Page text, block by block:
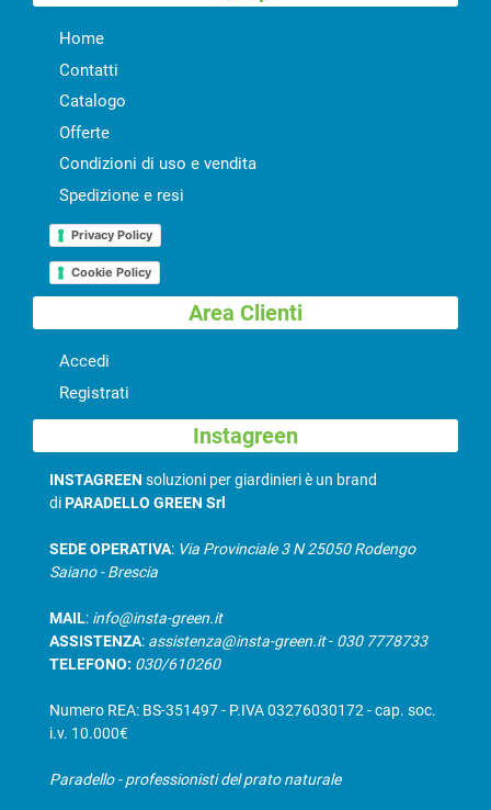
Home
Contatti
Catalogo
Offerte
Condizioni di uso e vendita
Spedizione e resi
Privacy Policy
Cookie Policy
Area Clienti
Accedi
Registrati
Instagreen
INSTAGREEN soluzioni per giardinieri è un brand
diPARADELLO GREEN Srl
SEDE OPERATIVA: Via Provinciale 3 N 25050 Rodengo
Saiano - Brescia
MAIL: info@insta-green.it
ASSISTENZA: assistenza@insta-green.it- 030 7778733
TELEFONO: 030/610260
Numero REA: BS-351497 - P.IVA 03276030172 - cap. soc.
i.v. 10.000€
Paradello - professionisti del prato naturale